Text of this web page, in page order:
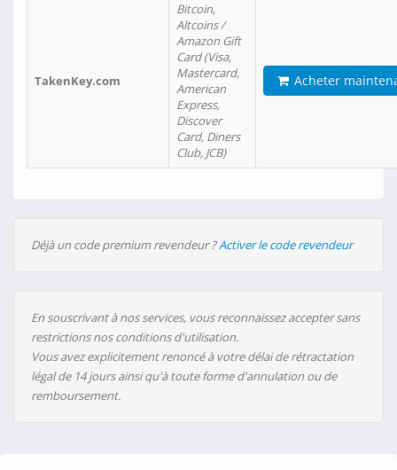
TakenKey.com
Bitcoin,
Altcoins /
Amazon Gift
Card (Visa,
Mastercard,
American
Express,
Discover
Card, Diners
Club, JCB)
Acheter
Déjà un code premium revendeur ?Activer le code revendeur
En souscrivant à nos services, vous reconnaissez accepter sans
restrictions nos conditions d'utilisation.
Vous avez explicitement renoncé à votre délai de rétractation
légal de 14 jours ainsi qu'à toute forme d'annulation ou de
remboursement.